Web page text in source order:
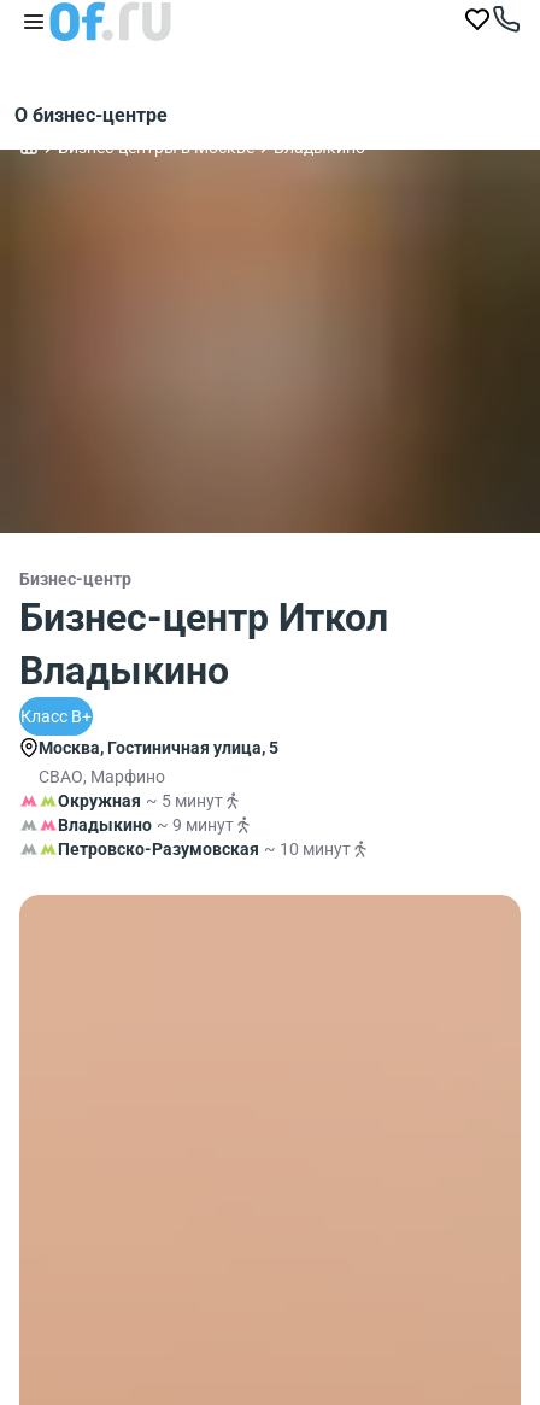
О бизнес-центре
Бизнес-центры в Москве Владыкино
Бизнес-центр
Бизнес-центр Иткол
Владыкино
Класс B+
Москва, Гостиничная улица, 5
СВАО, Марфино
Окружная ~ 5 минут
Владыкино ~ 9 минут
Петровско-Разумовская ~ 10 минут